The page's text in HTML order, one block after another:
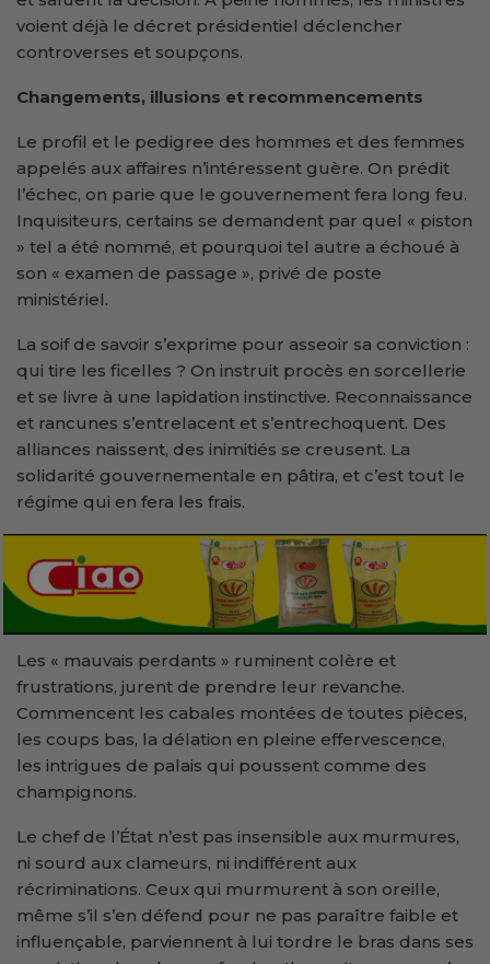
voient déjà le décret présidentiel déclencher
controverses et soupçons.
Changements, illusions et recommencements
Le profil et le pedigree des hommes et des femmes
appelés aux affaires n’intéressent guère. On prédit
l’échec, on parie que le gouvernement fera long feu.
Inquisiteurs, certains se demandent par quel « piston
» tel a été nommé, et pourquoi tel autre a échoué à
son « examen de passage », privé de poste
ministériel.
La soif de savoir s’exprime pour asseoir sa conviction :
qui tire les ficelles ? On instruit procès en sorcellerie
et se livre à une lapidation instinctive. Reconnaissance
et rancunes s’entrelacent et s’entrechoquent. Des
alliances naissent, des inimitiés se creusent. La
solidarité gouvernementale en pâtira, et c’est tout le
régime qui en fera les frais.
Les « mauvais perdants » ruminent colère et
frustrations, jurent de prendre leur revanche.
Commencent les cabales montées de toutes pièces,
les coups bas, la délation en pleine effervescence,
les intrigues de palais qui poussent comme des
champignons.
Le chef de l’État n’est pas insensible aux murmures,
ni sourd aux clameurs, ni indifférent aux
récriminations. Ceux qui murmurent à son oreille,
même s’il s’en défend pour ne pas paraître faible et
influençable, parviennent à lui tordre le bras dans ses